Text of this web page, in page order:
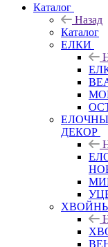
Каталог
Назад
Каталог
ЕЛКИ
ДЕКОР